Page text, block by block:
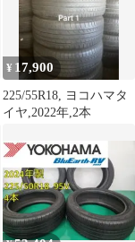
¥ 17,900
225/55R18, ヨコハマタ
イヤ,2022年,2本